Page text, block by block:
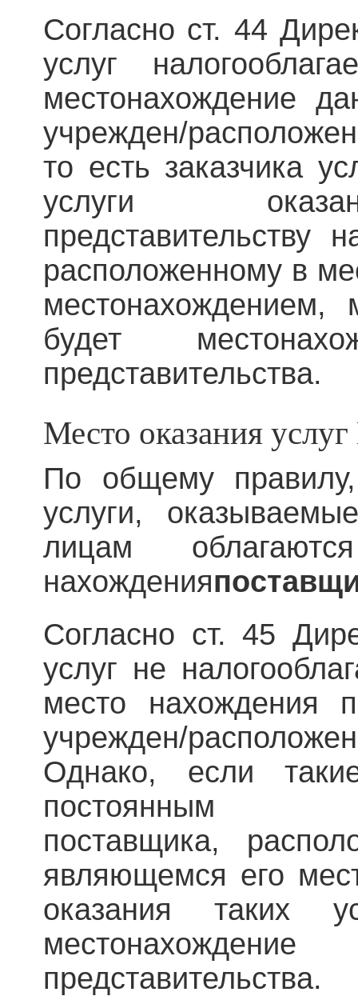
Согласно ст. 44
услуг
местонахождение
учрежден/
то есть заказчика
услуги
представительству
расположенному в
местонахождением,
будет
представительства.
Место оказания
По общему
услуги,
лицам
нахождения
Согласно ст. 45
услуг не
место нахождения
учрежден/
Однако, если
постоянным
поставщика,
являющемся его
оказания таких
представительства.